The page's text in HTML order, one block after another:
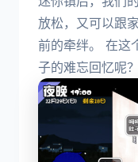
放松，又可以跟
前的牵绊。 在这
子的难忘回忆呢